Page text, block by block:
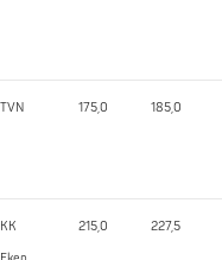
TVN 175,0 185,0
KK 215,0 227,5